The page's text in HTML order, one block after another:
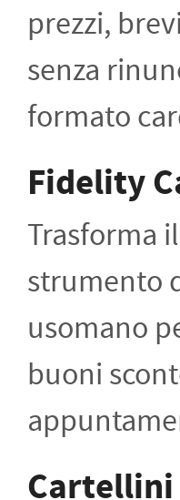
prezzi,
senza
formato
Fidelity
Trasforma
strumento
usomano
buoni